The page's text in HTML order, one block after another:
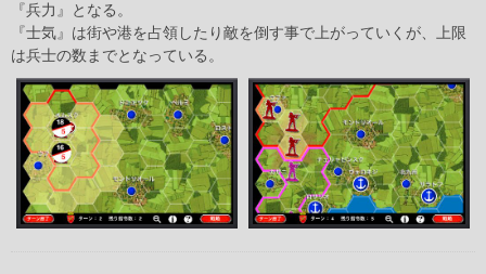
『兵力』となる。
『士気』は街や港を占領したり敵を倒す事で上がっていくが、上限
は兵士の数までとなっている。